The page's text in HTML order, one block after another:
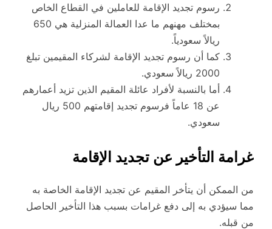
رسوم تجديد الإقامة للعاملين في القطاع الخاص
بمختلف مهنهم ما عدا العمالة المنزلية هي 650
ريالاً سعودياً.
كما أن رسوم تجديد الإقامة لشركاء المقيمين تبلغ
2000 ريالاً سعودي.
أما بالنسبة لأفراد عائلة المقيم الذين تزيد أعمارهم
عن 18 عاماً فرسوم تجديد إقامتهم 500 ريال
سعودي.
غرامة التأخير عن تجديد الإقامة
من الممكن أن يتأخر المقيم عن تجديد الإقامة الخاصة به
مما سيؤدي به إلى دفع غرامات بسبب هذا التأخير الحاصل
من قبله.